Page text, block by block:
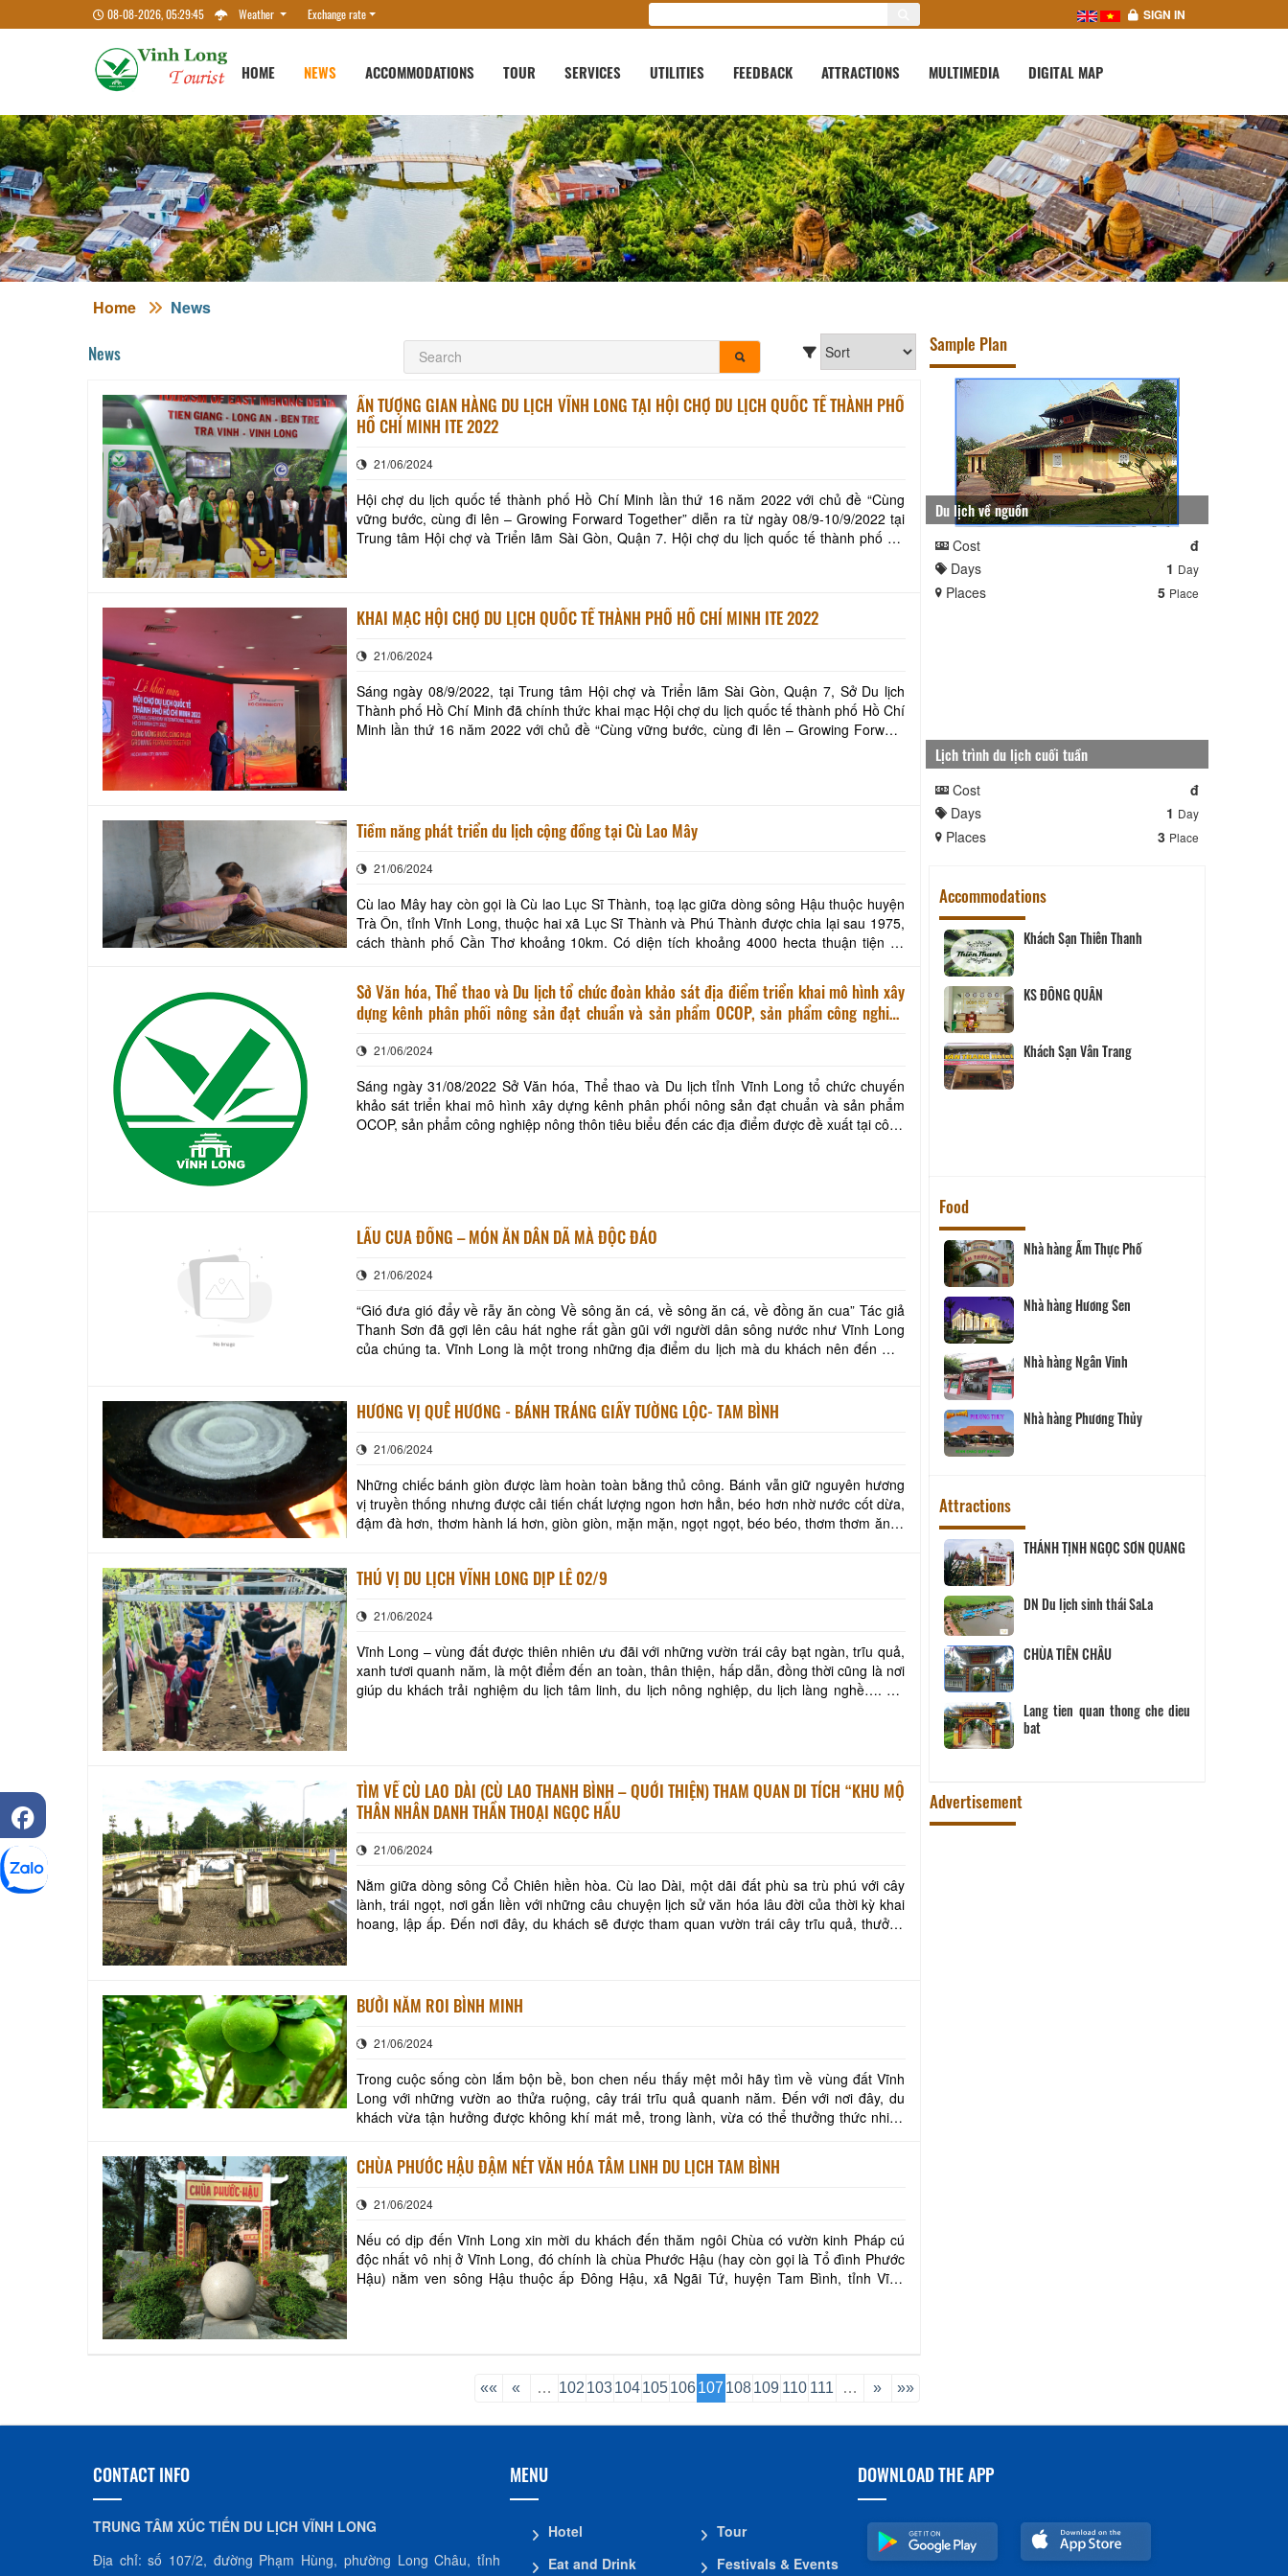
08-08-2026, 05:29:45 Weather Exchange rate SIGN IN
HOME NEWS ACCOMMODATIONS TOUR SERVICES UTILITIES FEEDBACK ATTRACTIONS MULTIMEDIA DIGITAL MAP
Home News
News
ẤN TƯỢNG GIAN HÀNG DU LỊCH VĨNH LONG TẠI HỘI CHỢ DU LỊCH QUỐC TẾ THÀNH PHỐ
HỒ CHÍ MINH ITE 2022
21/06/2024
Hội chợ du lịch quốc tế thành phố Hồ Chí Minh lần thứ 16 năm 2022 với chủ đề “Cùng
vững bước, cùng đi lên – Growing Forward Together” diễn ra từ ngày 08/9-10/9/2022 tại
Trung tâm Hội chợ và Triển lãm Sài Gòn, Quận 7. Hội chợ du lịch quốc tế thành phố Hồ
KHAI MẠC HỘI CHỢ DU LỊCH QUỐC TẾ THÀNH PHỐ HỒ CHÍ MINH ITE 2022
21/06/2024
Sáng ngày 08/9/2022, tại Trung tâm Hội chợ và Triển lãm Sài Gòn, Quận 7, Sở Du lịch
Thành phố Hồ Chí Minh đã chính thức khai mạc Hội chợ du lịch quốc tế thành phố Hồ Chí
Minh lần thứ 16 năm 2022 với chủ đề “Cùng vững bước, cùng đi lên – Growing Forward
Tiềm năng phát triển du lịch cộng đồng tại Cù Lao Mây
21/06/2024
Cù lao Mây hay còn gọi là Cù lao Lục Sĩ Thành, toạ lạc giữa dòng sông Hậu thuộc huyện
Trà Ôn, tỉnh Vĩnh Long, thuộc hai xã Lục Sĩ Thành và Phú Thành được chia lại sau 1975,
cách thành phố Cần Thơ khoảng 10km. Có diện tích khoảng 4000 hecta thuận tiện cả
Sở Văn hóa, Thể thao và Du lịch tổ chức đoàn khảo sát địa điểm triển khai mô hình xây
dựng kênh phân phối nông sản đạt chuẩn và sản phẩm OCOP, sản phẩm công nghiệp
21/06/2024
Sáng ngày 31/08/2022 Sở Văn hóa, Thể thao và Du lịch tỉnh Vĩnh Long tổ chức chuyến
khảo sát triển khai mô hình xây dựng kênh phân phối nông sản đạt chuẩn và sản phẩm
OCOP, sản phẩm công nghiệp nông thôn tiêu biểu đến các địa điểm được đề xuất tại công
LẨU CUA ĐỒNG – MÓN ĂN DÂN DÃ MÀ ĐỘC ĐÁO
21/06/2024
“Gió đưa gió đẩy về rẫy ăn còng Về sông ăn cá, về sông ăn cá, về đồng ăn cua” Tác giả
Thanh Sơn đã gợi lên câu hát nghe rất gần gũi với người dân sông nước như Vĩnh Long
của chúng ta. Vĩnh Long là một trong những địa điểm du lịch mà du khách nên đến một
HƯƠNG VỊ QUÊ HƯƠNG - BÁNH TRÁNG GIẤY TƯỜNG LỘC- TAM BÌNH
21/06/2024
Những chiếc bánh giòn được làm hoàn toàn bằng thủ công. Bánh vẫn giữ nguyên hương
vị truyền thống nhưng được cải tiến chất lượng ngon hơn hẳn, béo hơn nhờ nước cốt dừa,
đậm đà hơn, thơm hành lá hơn, giòn giòn, mặn mặn, ngọt ngọt, béo béo, thơm thơm ăn là
THÚ VỊ DU LỊCH VĨNH LONG DỊP LỄ 02/9
21/06/2024
Vĩnh Long – vùng đất được thiên nhiên ưu đãi với những vườn trái cây bạt ngàn, trĩu quả,
xanh tươi quanh năm, là một điểm đến an toàn, thân thiện, hấp dẫn, đồng thời cũng là nơi
giúp du khách trải nghiệm du lịch tâm linh, du lịch nông nghiệp, du lịch làng nghề…. chỉ
TÌM VỀ CÙ LAO DÀI (CÙ LAO THANH BÌNH – QUỚI THIỆN) THAM QUAN DI TÍCH “KHU MỘ
THÂN NHÂN DANH THẦN THOẠI NGỌC HẦU
21/06/2024
Nằm giữa dòng sông Cổ Chiên hiền hòa. Cù lao Dài, một dãi đất phù sa trù phú với cây
lành, trái ngọt, nơi gắn liền với những câu chuyện lịch sử văn hóa lâu đời của thời kỳ khai
hoang, lập ấp. Đến nơi đây, du khách sẽ được tham quan vườn trái cây trĩu quả, thưởng
BƯỞI NĂM ROI BÌNH MINH
21/06/2024
Trong cuộc sống còn lắm bộn bề, bon chen nếu thấy mệt mỏi hãy tìm về vùng đất Vĩnh
Long với những vườn ao thửa ruộng, cây trái trĩu quả quanh năm. Đến với nơi đây, du
khách vừa tận hưởng được không khí mát mẻ, trong lành, vừa có thể thưởng thức nhiều
CHÙA PHƯỚC HẬU ĐẬM NÉT VĂN HÓA TÂM LINH DU LỊCH TAM BÌNH
21/06/2024
Nếu có dịp đến Vĩnh Long xin mời du khách đến thăm ngôi Chùa có vườn kinh Pháp cú
độc nhất vô nhị ở Vĩnh Long, đó chính là chùa Phước Hậu (hay còn gọi là Tổ đình Phước
Hậu) nằm ven sông Hậu thuộc ấp Đông Hậu, xã Ngãi Tứ, huyện Tam Bình, tỉnh Vĩnh
«« « … 102 103104105106107 108109 110 111 … » »»
Sample Plan
Du lịch về nguồn
Cost
đ
Days
1 Day
Places 5 Place
Lịch trình du lịch cuối tuần
Cost
đ
Days
1 Day
Places 3 Place
Accommodations
Khách sạn Phước Thành IV
Khách sạn Cửu Long
ONE HOTEL
Ba Lình Homestay
Khách sạn Ngũ Long Hai
Khách Sạn Minh Khuê
Khách Sạn Thiên Thanh
KS ĐÔNG QUÂN
Khách Sạn Vân Trang
Food
Nhà hàng Ẩm Thực Phố
Nhà hàng Hương Sen
Nhà hàng Ngân Vinh
Nhà hàng Phương Thủy
Attractions
Khu lưu niệm Giáo sư, Viện sĩ
Trần Đại Nghĩa
VĂN THÁNH MIẾU VĨNH LONG
THÁNH TỊNH NGỌC SƠN QUANG
DN Du lịch sinh thái SaLa
CHÙA TIÊN CHÂU
Lang tien quan thong che dieu
bat
Advertisement
CONTACT INFO
TRUNG TÂM XÚC TIẾN DU LỊCH VĨNH LONG
Địa chỉ: số 107/2, đường Phạm Hùng, phường Long Châu, tỉnh
MENU
Hotel
Eat and Drink
Tour
Festivals & Events
DOWNLOAD THE APP